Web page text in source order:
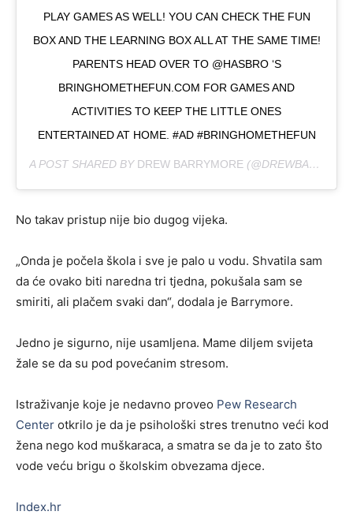
PLAY GAMES AS WELL! YOU CAN CHECK THE FUN
BOX AND THE LEARNING BOX ALL AT THE SAME TIME!
PARENTS HEAD OVER TO @HASBRO ‘S
BRINGHOMETHEFUN.COM FOR GAMES AND
ACTIVITIES TO KEEP THE LITTLE ONES
ENTERTAINED AT HOME. #AD #BRINGHOMETHEFUN
A POST SHARED BY DREW BARRYMORE (@DREWBARRYMORE) ON
No takav pristup nije bio dugog vijeka.
„Onda je počela škola i sve je palo u vodu. Shvatila sam
da će ovako biti naredna tri tjedna, pokušala sam se
smiriti, ali plačem svaki dan“, dodala je Barrymore.
Jedno je sigurno, nije usamljena. Mame diljem svijeta
žale se da su pod povećanim stresom.
Istraživanje koje je nedavno proveo Pew Research
Center otkrilo je da je psihološki stres trenutno veći kod
žena nego kod muškaraca, a smatra se da je to zato što
vode veću brigu o školskim obvezama djece.
Index.hr